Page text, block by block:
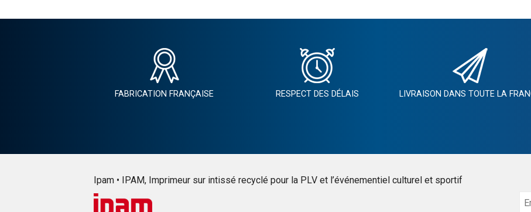
FABRICATION FRANÇAISE RESPECT DES DÉLAIS LIVRAISON DANS TOUTE LA
Ipam • IPAM, Imprimeur sur intissé recyclé pour la PLV et l’événementiel culturel et sportif